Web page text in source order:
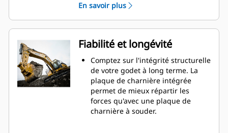
double améliore le flux des
matières dans le godet. Le
dégagement de talon accru
garantit que le fond du godet ne
frotte pas, ce qui réduit les coûts
d'entretien.
La consommation de carburant est
maximale lors de l'excavation. Les
godets Cat sont conçus pour
creuser dans les matériaux
rapidement afin d'améliorer
En savoir plus
Fiabilité et longévité
Comptez sur l'intégrité structurelle
de votre godet à long terme. La
plaque de charnière intégrée
permet de mieux répartir les
forces qu'avec une plaque de
charnière à souder.